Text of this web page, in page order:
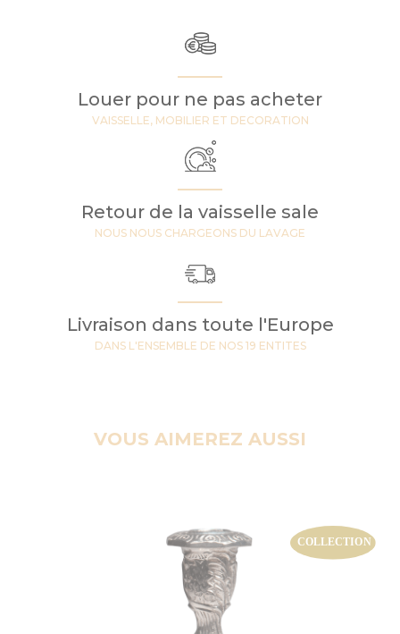
Louer pour ne pas acheter
VAISSELLE, MOBILIER ET DECORATION
Retour de la vaisselle sale
NOUS NOUS CHARGEONS DU LAVAGE
Livraison dans toute l'Europe
DANS L'ENSEMBLE DE NOS 19 ENTITES
VOUS AIMEREZ AUSSI